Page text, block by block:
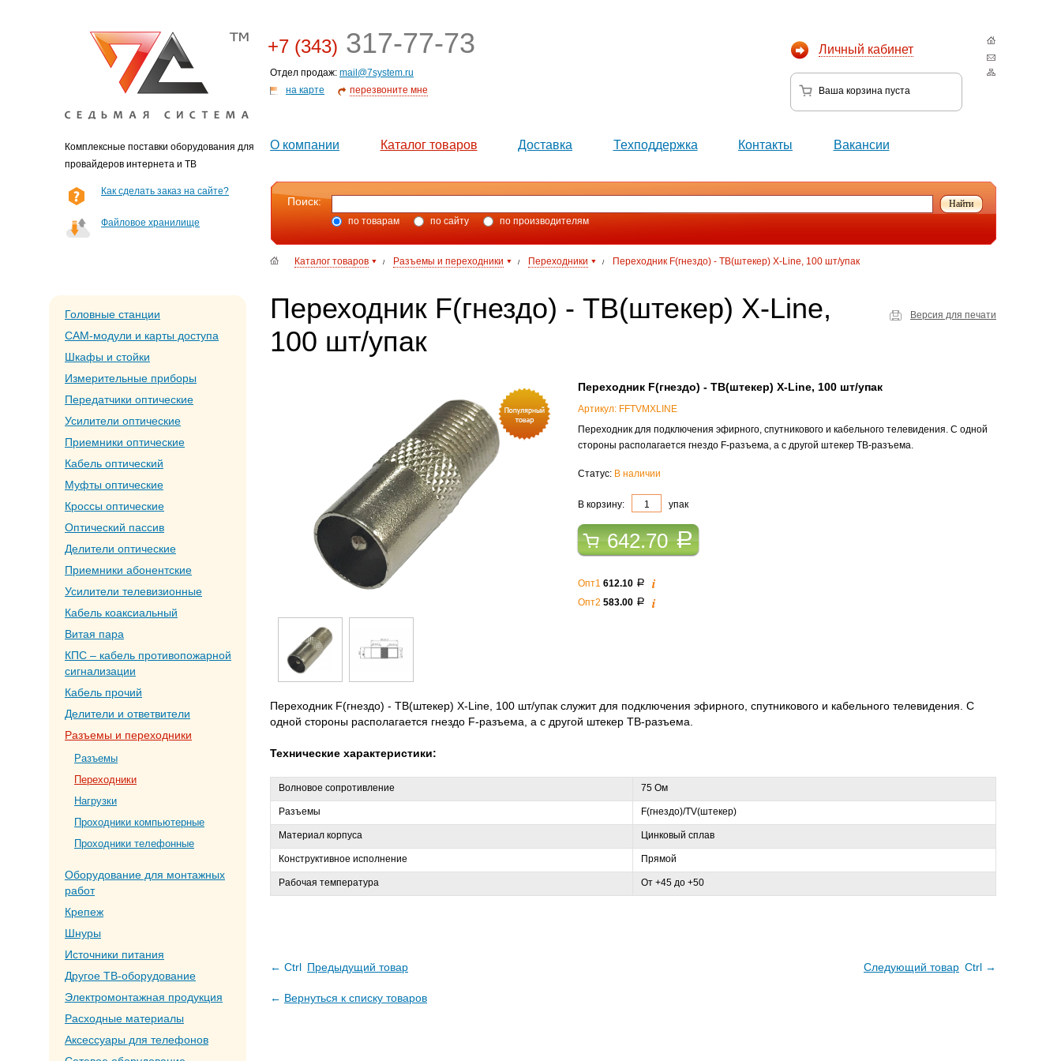
Комплексные поставки оборудования для
провайдеров интернета и ТВ
Личный кабинет
Ваша корзина пуста
+7 (343) 317-77-73
Отдел продаж: mail@7system.ru
на карте
перезвоните мне
О компании Каталог товаров Доставка Техподдержка Контакты Вакансии
Как сделать заказ на сайте?
Файловое хранилище
Поиск:
по товарам по сайту по производителям
Каталог товаров / Разъемы и переходники / Переходники / Переходник F(гнездо) - ТВ(штекер) X-Line, 100 шт/упак
Головные станции
CAM-модули и карты доступа
Шкафы и стойки
Измерительные приборы
Передатчики оптические
Усилители оптические
Приемники оптические
Кабель оптический
Муфты оптические
Кроссы оптические
Оптический пассив
Делители оптические
Приемники абонентские
Усилители телевизионные
Кабель коаксиальный
Витая пара
КПС – кабель противопожарной
сигнализации
Кабель прочий
Делители и ответвители
Разъемы и переходники
Разъемы
Переходники
Нагрузки
Проходники компьютерные
Проходники телефонные
Оборудование для монтажных
работ
Крепеж
Шнуры
Источники питания
Другое ТВ-оборудование
Электромонтажная продукция
Расходные материалы
Аксессуары для телефонов
Версия для печати
Переходник F(гнездо) - ТВ(штекер) X-Line,
100 шт/упак
Переходник F(гнездо) - ТВ(штекер) X-Line, 100 шт/упак
Артикул: FFTVMXLINE
Переходник для подключения эфирного, спутникового и кабельного телевидения. С одной
стороны располагается гнездо F-разъема, а с другой штекер ТВ-разъема.
Статус: В наличии
В корзину: упак
642.70a
Опт1 612.10 a i
Опт2 583.00 a i
Переходник F(гнездо) - ТВ(штекер) X-Line, 100 шт/упак служит для подключения эфирного, спутникового и кабельного телевидения. С
одной стороны располагается гнездо F-разъема, а с другой штекер ТВ-разъема.
Технические характеристики:
Волновое сопротивление 75 Ом
Разъемы F(гнездо)/TV(штекер)
Материал корпуса Цинковый сплав
Конструктивное исполнение Прямой
Рабочая температура От +45 до +50
← Ctrl Предыдущий товар Следующий товар Ctrl →
← Вернуться к списку товаров